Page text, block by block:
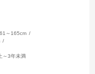
～165cm
～3年未満